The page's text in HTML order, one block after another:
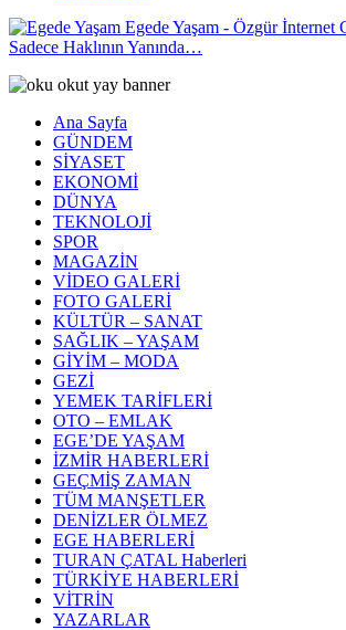
Egede Yaşam - Özgür İnternet
Sadece Haklının Yanında…
Ana Sayfa
GÜNDEM
SİYASET
EKONOMİ
DÜNYA
TEKNOLOJİ
SPOR
MAGAZİN
VİDEO GALERİ
FOTO GALERİ
KÜLTÜR – SANAT
SAĞLIK – YAŞAM
GİYİM – MODA
GEZİ
YEMEK TARİFLERİ
OTO – EMLAK
EGE’DE YAŞAM
İZMİR HABERLERİ
GEÇMİŞ ZAMAN
TÜM MANŞETLER
DENİZLER ÖLMEZ
EGE HABERLERİ
TURAN ÇATAL Haberleri
TÜRKİYE HABERLERİ
VİTRİN
YAZARLAR